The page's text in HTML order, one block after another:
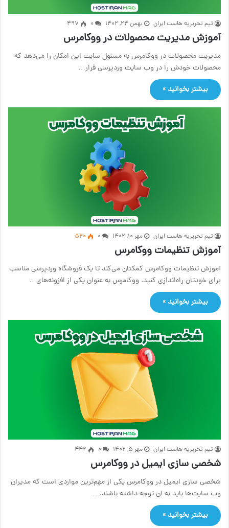
تیم تحریریه هاست ایران بهمن ۲۴, ۱۴۰۲ ۰ 497
آموزش مدیریت محصولات در ووکامرس
مدیریت محصولات در ووکامرس به مسئول سایت این امکان را می‌دهد که
محصولات خودش را در وب سایت وردپرسی قرار…
بیشتر بخوانید »
تیم تحریریه هاست ایران مهر ۱۰, ۱۴۰۲ ۰ 520
آموزش تنظیمات ووکامرس
آموزش تنظیمات ووکامرس کمکتان می‌کند تا یک فروشگاه وردپرسی مناسب
برای خودتان راه‌اندازی کنید. ووکامرس به عنوان یکی از افزونه‌های…
بیشتر بخوانید »
تیم تحریریه هاست ایران مهر ۵, ۱۴۰۲ ۰ 442
شخصی سازی ایمیل در ووکامرس
شخصی سازی ایمیل در ووکامرس یکی از مهم‌ترین مواردی است که مدیران
وب سایت‌ها باید به آن توجه داشته باشند.…
بیشتر بخوانید »